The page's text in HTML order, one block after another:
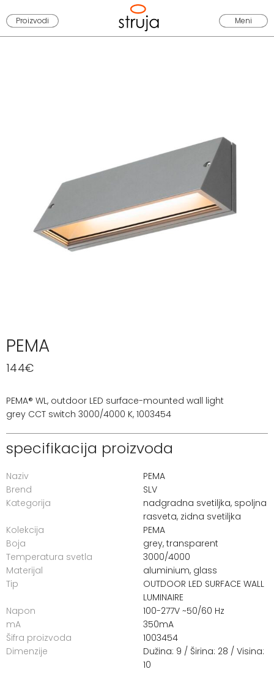
Proizvodi Meni
PEMA
144€
PEMA® WL, outdoor LED surface-mounted wall light
grey CCT switch 3000/4000 K, 1003454
specifikacija proizvoda
Naziv
PEMA
Brend
SLV
Kategorija
nadgradna svetiljka, spoljna
rasveta, zidna svetiljka
Kolekcija
PEMA
Boja
grey, transparent
Temperatura svetla
3000/4000
Materijal
aluminium, glass
Tip
OUTDOOR LED SURFACE WALL
LUMINAIRE
Napon
100-277V ~50/60 Hz
mA
350mA
Šifra proizvoda
1003454
Dimenzije
Dužina: 9 / Širina: 28 / Visina:
10